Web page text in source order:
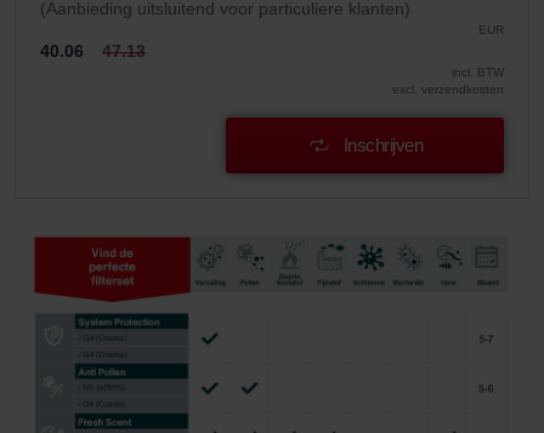
(Aanbieding uitsluitend voor particuliere klanten)
EUR
40.06 47.13
incl. BTW
excl. verzendkosten
Inschrijven